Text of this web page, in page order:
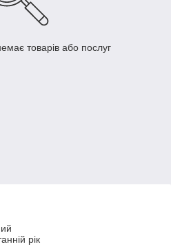
товарів або послуг
рік